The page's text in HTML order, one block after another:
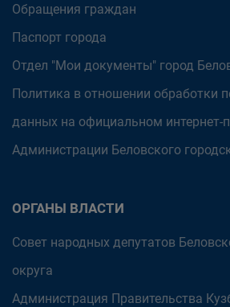
Обращения граждан
Паспорт города
Отдел "Мои документы" город
Политика в отношении обработки
данных на официальном интернет-
Администрации Беловского
ОРГАНЫ ВЛАСТИ
Совет народных депутатов
округа
Администрация Правительства